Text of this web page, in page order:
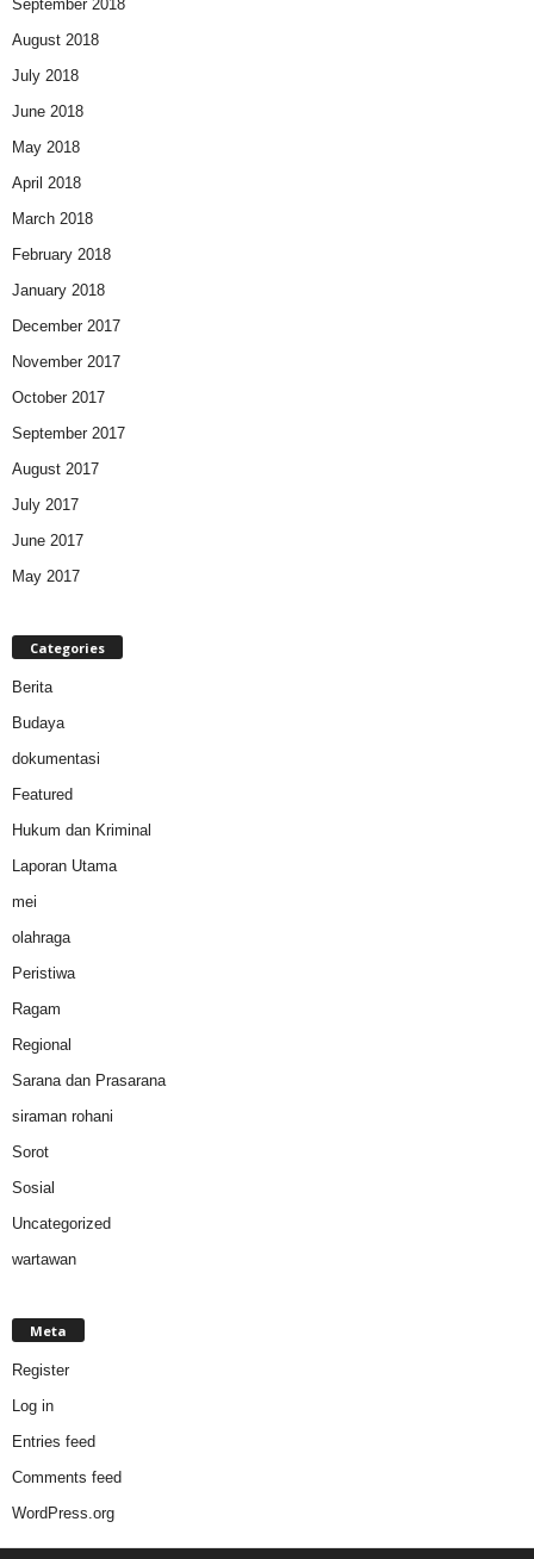
September 2018
August 2018
July 2018
June 2018
May 2018
April 2018
March 2018
February 2018
January 2018
December 2017
November 2017
October 2017
September 2017
August 2017
July 2017
June 2017
May 2017
Categories
Berita
Budaya
dokumentasi
Featured
Hukum dan Kriminal
Laporan Utama
mei
olahraga
Peristiwa
Ragam
Regional
Sarana dan Prasarana
siraman rohani
Sorot
Sosial
Uncategorized
wartawan
Meta
Register
Log in
Entries feed
Comments feed
WordPress.org